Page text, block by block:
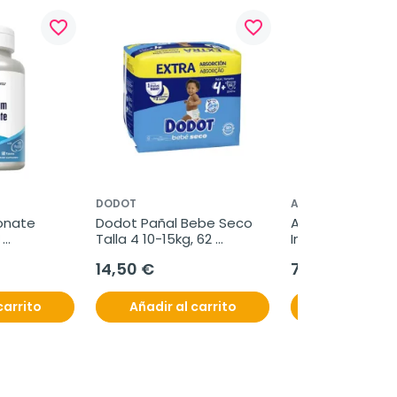
favorite_border favorite_border
DODOT
Dodot Pañal Bebe Seco
Talla 4 10-15kg, 62
14,50 €
Añadir al carrito
ACOFAR
Acofar Nesira
Invisible
7,60 €